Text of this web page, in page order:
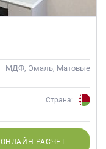
МДФ, Эмаль, Матовые
Страна:
ОНЛАЙН РАСЧЕТ